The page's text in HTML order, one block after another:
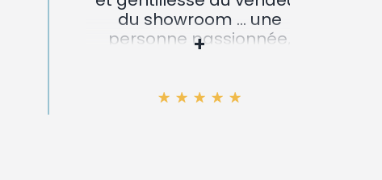
du showroom ... une
personne passionnée,
tous les niveaux, du
fonctionnement du poêle
+